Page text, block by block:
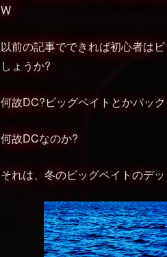
W
以前の記事でできれば初心者は
しょうか?
何故DC?ビッグベイトとかバッ
何故DCなのか?
それは、冬のビッグベイトのデ